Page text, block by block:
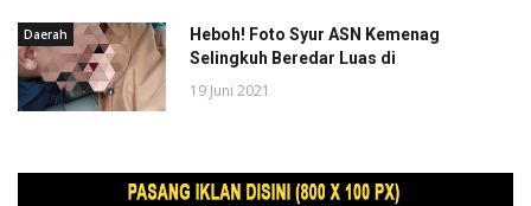
Daerah
Heboh! Foto Syur ASN Kemenag
Selingkuh Beredar Luas di
19 Juni 2021